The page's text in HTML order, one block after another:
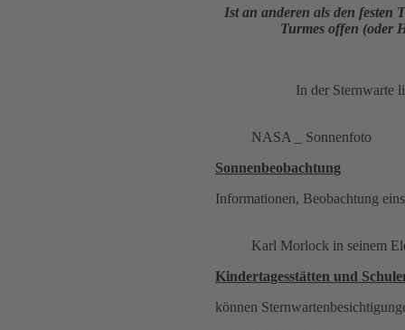
Ist an anderen als den festen
Turmes offen (oder
In der Sternwarte
NASA _ Sonnenfoto
Sonnenbeobachtung
Informationen, Beobachtung
Karl Morlock in seinem
Kindertagesstätten und
können